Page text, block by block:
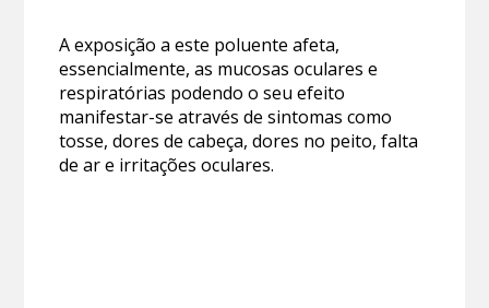
A exposição a este poluente afeta,
essencialmente, as mucosas oculares e
respiratórias podendo o seu efeito
manifestar-se através de sintomas como
tosse, dores de cabeça, dores no peito, falta
de ar e irritações oculares.